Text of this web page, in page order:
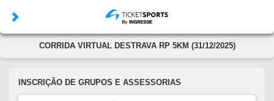
CORRIDA VIRTUAL DESTRAVA RP 5KM (31/12/2025)
INSCRIÇÃO DE GRUPOS E ASSESSORIAS